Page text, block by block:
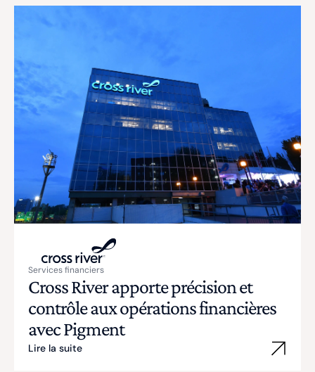
Services financiers
Cross River apporte précision et
contrôle aux opérations financières
avec Pigment
Lire la suite